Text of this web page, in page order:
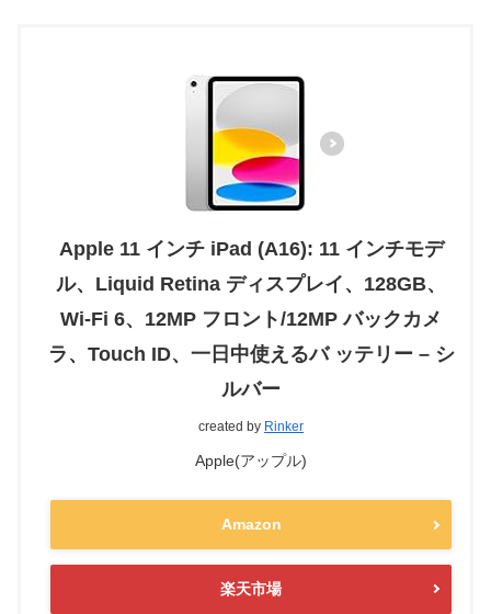
Apple 11 インチ iPad (A16): 11 インチモデ
ル、Liquid Retina ディスプレイ、128GB、
Wi-Fi 6、12MP フロント/12MP バックカメ
ラ、Touch ID、一日中使えるバ ッテリー – シ
ルバー
created by Rinker
Apple(アップル)
Amazon
楽天市場